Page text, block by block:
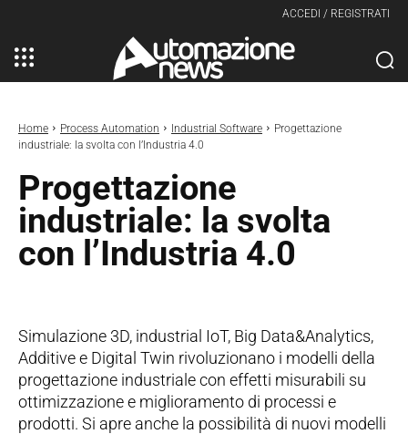
ACCEDI / REGISTRATI
Home Process Automation Industrial Software
Progettazione
industriale: la svolta con l’Industria 4.0
Progettazione
industriale: la svolta
con l’Industria 4.0
Simulazione 3D, industrial IoT, Big Data&Analytics,
Additive e Digital Twin rivoluzionano i modelli della
progettazione industriale con effetti misurabili su
ottimizzazione e miglioramento di processi e
prodotti. Si apre anche la possibilità di nuovi modelli